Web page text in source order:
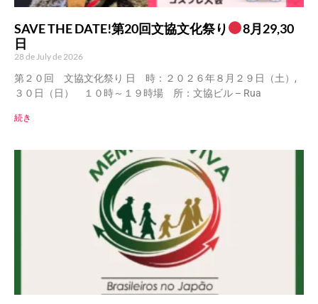
SAVE THE DATE!第20回文協文化祭り
8月29,30
日
28 de July de 2026
第２０回 文協文化祭り 日 時：２０２６年８月２９日（土）,
３０日（日） １０時～１９時場 所：文協ビル – Rua
続き